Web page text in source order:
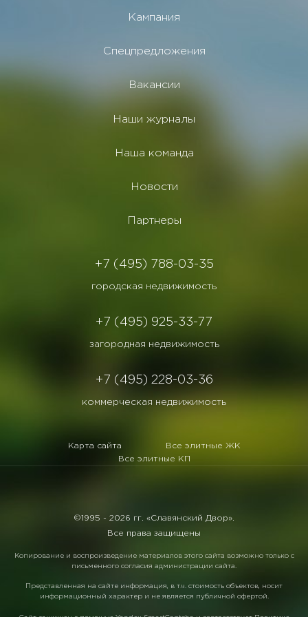
Кампания
Спецпредложения
Вакансии
Наши журналы
Наша команда
Новости
Партнеры
+7 (495) 788-03-35
городская недвижимость
+7 (495) 925-33-77
загородная недвижимость
+7 (495) 228-03-36
коммерческая недвижимость
Карта сайта
Все элитные ЖК
Все элитные КП
©1995 - 2026 гг. «Славянский Двор».
Все права защищены
Копирование и воспроизведение материалов этого сайта возможно только с
письменного согласия администрации сайта.
Представленная на сайте информация, в т.ч. стоимость объектов, носит
информационный характер и не является публичной офертой.